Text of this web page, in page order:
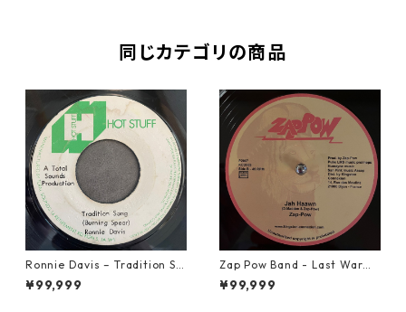
同じカテゴリの商品
Ronnie Davis – Tradition So
ng【7-22003】
¥99,999
Zap Pow Band - Last War【1
2-50056】
¥99,999